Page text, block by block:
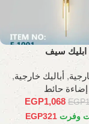
ابليك سيف
, أباليك خارجية,
إضاءة حائط
EGP
EGP1,068
وفرت EGP321